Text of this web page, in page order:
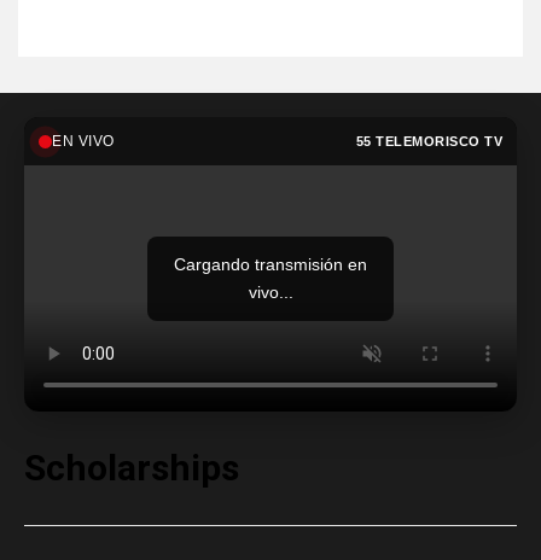
EN VIVO 55 TELEMORISCO TV
Cargando transmisión en
vivo...
Scholarships